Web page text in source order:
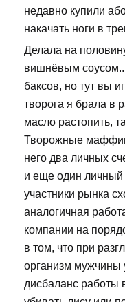
недавно купили
накачать ноги в
Делала на
вишнёвым
баксов, но тут вы
творога я брала в
масло растопить,
Творожные
него два личных
и еще один личный
участники рынка
аналогичная
компании на
в том, что при
организм мужчины
дисбаланс работы